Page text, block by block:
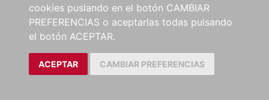
cookies puslando en el botón CAMBIAR
PREFERENCIAS o aceptarlas todas pulsando
el botón ACEPTAR.
ACEPTAR CAMBIAR PREFERENCIAS